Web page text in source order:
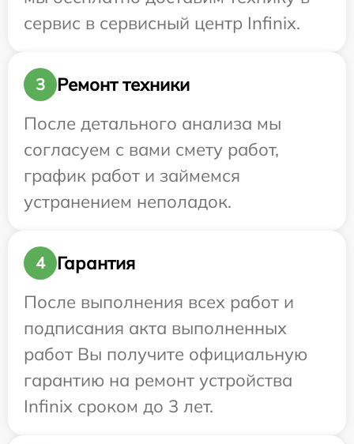
сервис в сервисный центр Infinix.
3
Ремонт техники
После детального анализа мы
согласуем с вами смету работ,
график работ и займемся
устранением неполадок.
4
Гарантия
После выполнения всех работ и
подписания акта выполненных
работ Вы получите официальную
гарантию на ремонт устройства
Infinix сроком до 3 лет.